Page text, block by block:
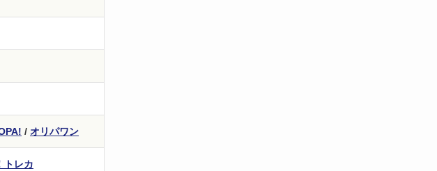
/ オリパワン
トレカ